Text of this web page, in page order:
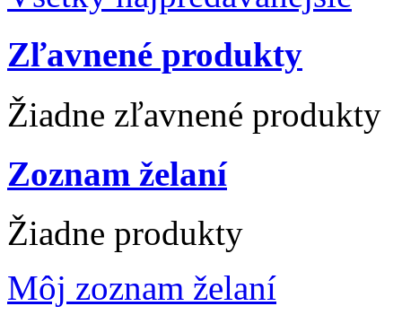
Zľavnené produkty
Žiadne zľavnené produkty
Zoznam želaní
Žiadne produkty
Môj zoznam želaní